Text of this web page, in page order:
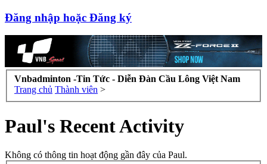
Đăng nhập hoặc Đăng ký
Vnbadminton -Tin Tức - Diễn Đàn Cầu Lông Việt Nam
Trang chủ Thành viên >
Paul's Recent Activity
Không có thông tin hoạt động gần đây của Paul.